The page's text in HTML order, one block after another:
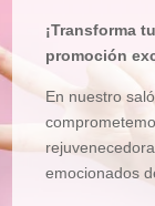
¡Transforma
promoción
En nuestro
emocionados